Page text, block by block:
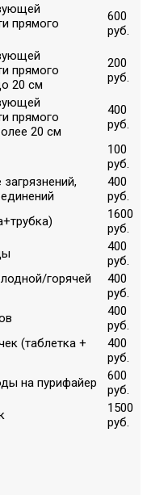
прямого
600
руб.
прямого
20 см
200
руб.
прямого
20 см
400
руб.
100
руб.
400
руб.
1600
руб.
400
руб.
горячей
400
руб.
400
руб.
(таблетка +
400
руб.
на пурифайер
600
руб.
1500
руб.